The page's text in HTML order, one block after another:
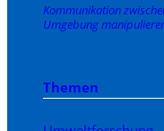
Kommunikation
Umgebung
Themen